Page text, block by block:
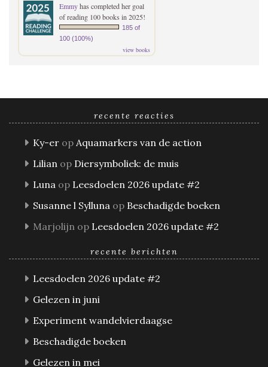
Emmyhas completed her goal
of reading 100 books in 2025!
185 of
100 (100%)
view books
recente reacties
Ky-er op Aquamarkers van de action
Lilian op Diersymboliek: de muis
Luna op Leesdoelen 2026 update #2
Susanne l Sylluna op Beschadigde boeken
Marjolijn op Leesdoelen 2026 update #2
recente berichten
Leesdoelen 2026 update #2
Gelezen in juni
Experiment wandelvierdaagse
Beschadigde boeken
Gelezen in mei